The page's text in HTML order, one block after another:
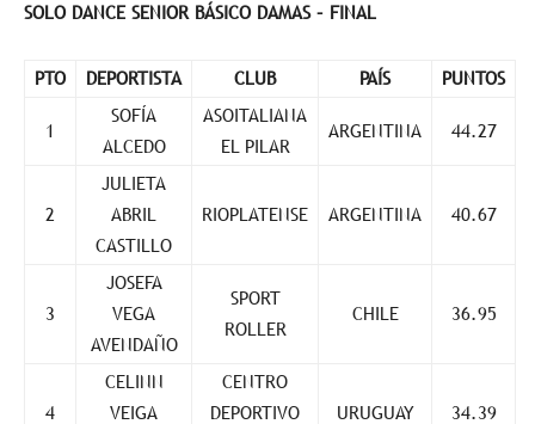
SOLO DANCE SENIOR BÁSICO DAMAS – FINAL
PTO DEPORTISTA CLUB PAÍS PUNTOS
1
SOFÍA
ALCEDO
ASOITALIANA
EL PILAR
ARGENTINA 44.27
2
JULIETA
ABRIL
CASTILLO
RIOPLATENSE ARGENTINA 40.67
3
JOSEFA
VEGA
AVENDAÑO
SPORT
ROLLER
CHILE 36.95
4
CELINN
VEIGA
CENTRO
DEPORTIVO
URUGUAY 34.39